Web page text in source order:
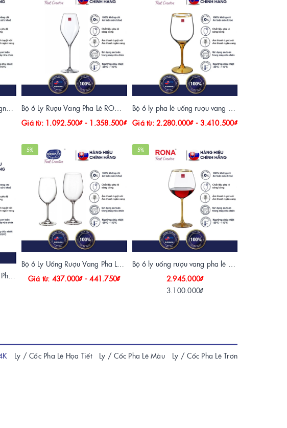
Giá từ: 1.092.500₫ - 1.358.500₫
5%
Giá từ: 437.000₫ - 441.750₫
Giá từ: 2.280.000₫ - 3.410.500₫
5%
2.945.000₫
3.100.000₫
Ly / Cốc Pha Lê Họa Tiết Ly / Cốc Pha Lê Màu Ly / Cốc Pha Lê Trơn